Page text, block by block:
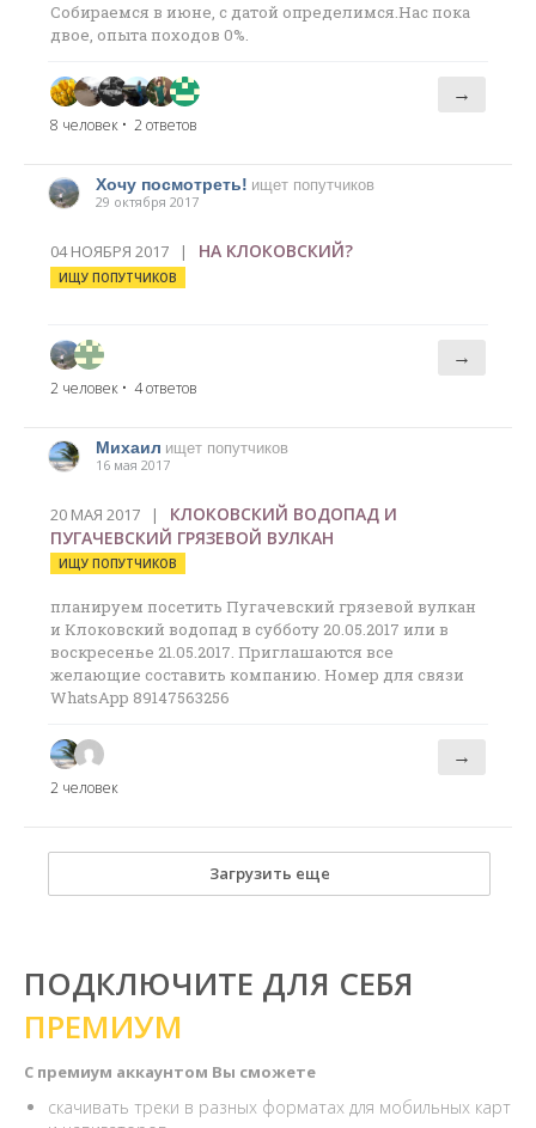
Собираемся в июне, с датой определимся.Нас пока
двое, опыта походов 0%.
8 человек • 2 ответов
→
Хочу посмотреть! ищет попутчиков
29 октября 2017
04 НОЯБРЯ 2017 | НА КЛОКОВСКИЙ?
ИЩУ ПОПУТЧИКОВ
2 человек • 4 ответов
→
Михаил ищет попутчиков
16 мая 2017
20 МАЯ 2017 | КЛОКОВСКИЙ ВОДОПАД И
ПУГАЧЕВСКИЙ ГРЯЗЕВОЙ ВУЛКАН
ИЩУ ПОПУТЧИКОВ
планируем посетить Пугачевский грязевой вулкан
и Клоковский водопад в субботу 20.05.2017 или в
воскресенье 21.05.2017. Приглашаются все
желающие составить компанию. Номер для связи
WhatsApp 89147563256
2 человек
→
Загрузить еще
ПОДКЛЮЧИТЕ ДЛЯ СЕБЯ
ПРЕМИУМ
С премиум аккаунтом Вы сможете
скачивать треки в разных форматах для мобильных карт